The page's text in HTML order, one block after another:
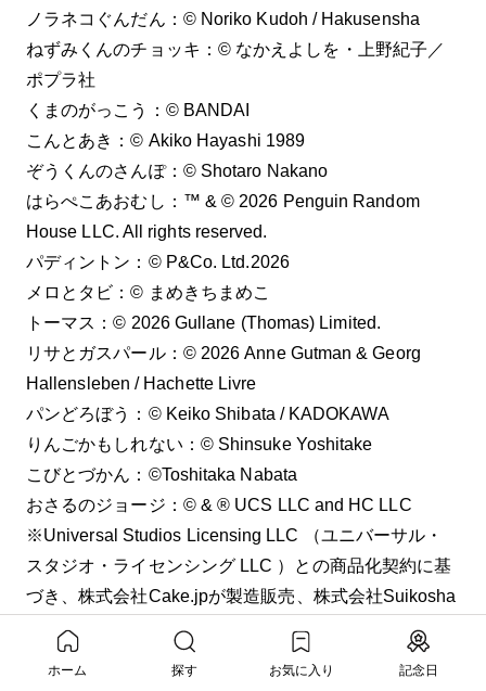
ノラネコぐんだん：© Noriko Kudoh / Hakusensha
ねずみくんのチョッキ：© なかえよしを・上野紀子／
ポプラ社
くまのがっこう：© BANDAI
こんとあき：©︎ Akiko Hayashi 1989
ぞうくんのさんぽ：©︎ Shotaro Nakano
はらぺこあおむし：™ & © 2026 Penguin Random
House LLC. All rights reserved.
パディントン：© P&Co. Ltd.2026
メロとタビ：©︎ まめきちまめこ
トーマス：© 2026 Gullane (Thomas) Limited.
リサとガスパール：©︎ 2026 Anne Gutman & Georg
Hallensleben / Hachette Livre
パンどろぼう：©︎ Keiko Shibata / KADOKAWA
りんごかもしれない：©︎ Shinsuke Yoshitake
こびとづかん：©︎Toshitaka Nabata
おさるのジョージ：©︎ & ® UCS LLC and HC LLC
※Universal Studios Licensing LLC （ユニバーサル・
スタジオ・ライセンシング LLC ）との商品化契約に基
づき、株式会社Cake.jpが製造販売、株式会社Suikosha
が販売元の商品です。
しましまぐるぐる：©︎ Akio Kashiwara / Gakken
ホーム 探す お気に入り 記念日